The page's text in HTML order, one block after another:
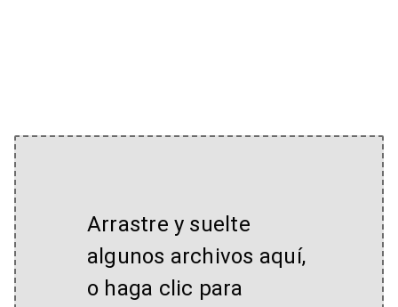
Arrastre y suelte
algunos archivos aquí,
o haga clic para